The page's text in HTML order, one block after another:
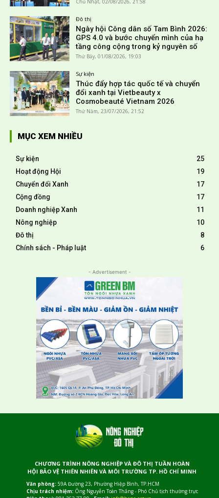
Chủ Nhật, 02/08/2026, 21:58
Đô thị
Ngày hội Công dân số Tam Bình 2026:
GPS 4.0 và bước chuyển mình của hạ
tầng công cộng trong kỷ nguyên số
Thứ Bảy, 01/08/2026, 19:03
Sự kiện
Thúc đẩy hợp tác quốc tế và chuyển
đổi xanh tại Vietbeauty x
Cosmobeauté Vietnam 2026
Thứ Năm, 23/07/2026, 21:52
MỤC XEM NHIỀU
Sự kiện
25
Hoạt động Hội
19
Chuyển đổi Xanh
17
Cộng đồng
17
Doanh nghiệp Xanh
11
Nông nghiệp
10
Đô thị
8
Chính sách - Pháp luật
6
- Advertisement -
CHƯƠNG TRÌNH NÔNG NGHIỆP VÀ ĐÔ THỊ TUẦN HOÀN
HỘI BẢO VỆ THIÊN NHIÊN VÀ MÔI TRƯỜNG TP. HỒ CHÍ MINH
Văn phòng:59A Đường 23, Phường Hiệp Bình, TP.HCM
Chịu trách nhiệm:Ông Nguyễn Toàn Thắng - Phó Chủ tịch thường trực